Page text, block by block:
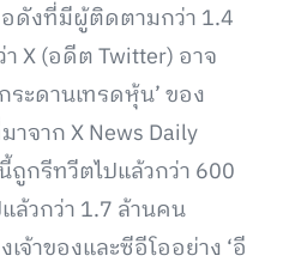
อดังที่มีผู้ติดตามกว่า 1.4
X (อดีต Twitter) อาจ
ะดานเทรดหุ้น’ ของ
จาก X News Daily
กรีทวีตไปแล้วกว่า 600
ล้วกว่า 1.7 ล้านคน
จ้าของและซีอีโออย่าง ‘อี